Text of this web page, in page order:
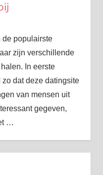
de populairste
zijn verschillende
In eerste
dat deze datingsite
van mensen uit
gegeven,
…